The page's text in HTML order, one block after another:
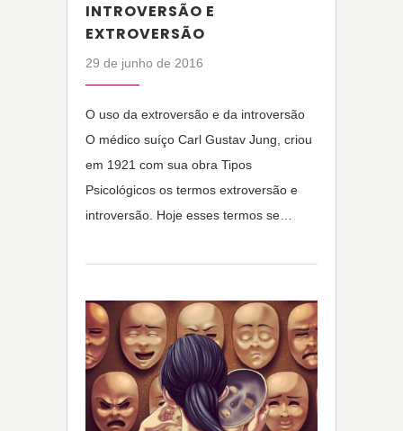
INTROVERSÃO E
EXTROVERSÃO
29 de junho de 2016
O uso da extroversão e da introversão
O médico suíço Carl Gustav Jung, criou
em 1921 com sua obra Tipos
Psicológicos os termos extroversão e
introversão. Hoje esses termos se…